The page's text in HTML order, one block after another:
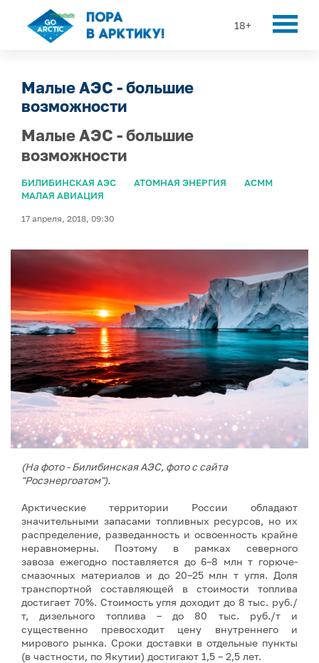
18+
Малые АЭС - большие
возможности
Малые АЭС - большие
возможности
БИЛИБИНСКАЯ АЭС АТОМНАЯ ЭНЕРГИЯ
АСММ
МАЛАЯ АВИАЦИЯ
17 апреля, 2018, 09:30
(На фото - Билибинская АЭС, фото с сайта
"Росэнергоатом").
Арктические территории России обладают
значительными запасами топливных ресурсов, но их
распределение, разведанность и освоенность крайне
неравномерны. Поэтому в рамках северного
завоза ежегодно поставляется до 6–8 млн т горюче-
смазочных материалов и до 20–25 млн т угля. Доля
транспортной составляющей в стоимости топлива
достигает 70%. Стоимость угля доходит до 8 тыс. руб./
т, дизельного топлива – до 80 тыс. руб./т и
существенно превосходит цену внутреннего и
мирового рынка. Сроки доставки в отдельные пункты
(в частности, по Якутии) достигают 1,5 – 2,5 лет.